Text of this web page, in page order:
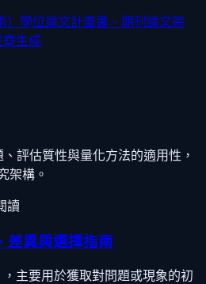
學位論文計畫書、期刊論文架
章生成
評估質性與量化方法的適用性，
架構。
讀
差異與選擇指南
主要用於獲取對問題或現象的初